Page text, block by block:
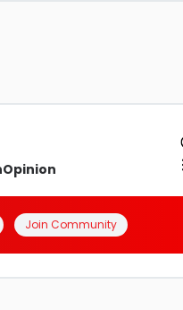
Opinion
Join Community